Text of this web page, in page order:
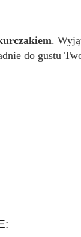
.
do gustu